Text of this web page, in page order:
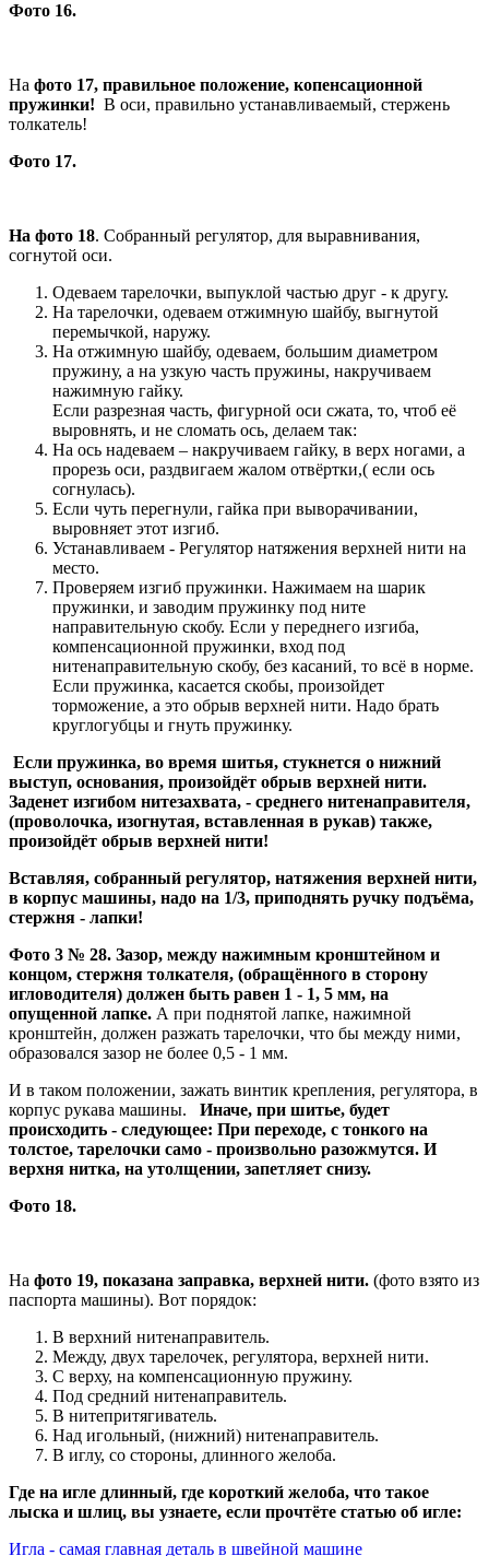
Фото 16.
На фото 17, правильное положение, копенсационной
пружинки! В оси, правильно устанавливаемый, стержень
толкатель!
Фото 17.
На фото 18. Собранный регулятор, для выравнивания,
согнутой оси.
Одеваем тарелочки, выпуклой частью друг - к другу.
На тарелочки, одеваем отжимную шайбу, выгнутой
перемычкой, наружу.
На отжимную шайбу, одеваем, большим диаметром
пружину, а на узкую часть пружины, накручиваем
нажимную гайку.
Если разрезная часть, фигурной оси сжата, то, чтоб её
выровнять, и не сломать ось, делаем так:
На ось надеваем – накручиваем гайку, в верх ногами, а
прорезь оси, раздвигаем жалом отвёртки,( если ось
согнулась).
Если чуть перегнули, гайка при выворачивании,
выровняет этот изгиб.
Устанавливаем - Регулятор натяжения верхней нити на
место.
Проверяем изгиб пружинки. Нажимаем на шарик
пружинки, и заводим пружинку под ните
направительную скобу. Если у переднего изгиба,
компенсационной пружинки, вход под
нитенаправительную скобу, без касаний, то всё в норме.
Если пружинка, касается скобы, произойдет
торможение, а это обрыв верхней нити. Надо брать
круглогубцы и гнуть пружинку.
Если пружинка, во время шитья, стукнется о нижний
выступ, основания, произойдёт обрыв верхней нити.
Заденет изгибом нитезахвата, - среднего нитенаправителя,
(проволочка, изогнутая, вставленная в рукав) также,
произойдёт обрыв верхней нити!
Вставляя, собранный регулятор, натяжения верхней нити,
в корпус машины, надо на 1/3, приподнять ручку подъёма,
стержня - лапки!
Фото 3 № 28. Зазор, между нажимным кронштейном и
концом, стержня толкателя, (обращённого в сторону
игловодителя) должен быть равен 1 - 1, 5 мм, на
опущенной лапке. А при поднятой лапке, нажимной
кронштейн, должен разжать тарелочки, что бы между ними,
образовался зазор не более 0,5 - 1 мм.
И в таком положении, зажать винтик крепления, регулятора, в
корпус рукава машины. Иначе, при шитье, будет
происходить - следующее: При переходе, с тонкого на
толстое, тарелочки само - произвольно разожмутся. И
верхня нитка, на утолщении, запетляет снизу.
Фото 18.
На фото 19, показана заправка, верхней нити. (фото взято из
паспорта машины). Вот порядок:
В верхний нитенаправитель.
Между, двух тарелочек, регулятора, верхней нити.
С верху, на компенсационную пружину.
Под средний нитенаправитель.
В нитепритягиватель.
Над игольный, (нижний) нитенаправитель.
В иглу, со стороны, длинного желоба.
Где на игле длинный, где короткий желоба, что такое
лыска и шлиц, вы узнаете, если прочтёте статью об игле:
Игла - самая главная деталь в швейной машине